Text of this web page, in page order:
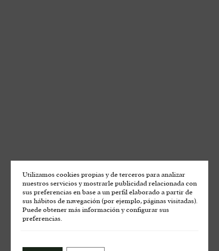
Utilizamos cookies propias y de terceros para analizar
nuestros servicios y mostrarle publicidad relacionada con
sus preferencias en base a un perfil elaborado a partir de
sus hábitos de navegación (por ejemplo, páginas visitadas).
Puede obtener más información y configurar sus
preferencias.